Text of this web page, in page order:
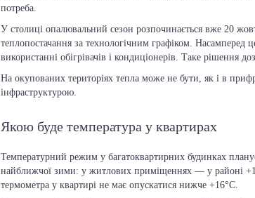
потреба.
У столиці опалювальний сезон розпочинається вже 20
теплопостачання за технологічним графіком.
використанні обігрівачів і кондиціонерів. Таке рішення
На окупованих територіях тепла може не бути, як і в
інфраструктурою.
Якою буде температура у квартирах
Температурний режим у багатоквартирних будинках
найближчої зими: у житлових приміщеннях — у районі
термометра у квартирі не має опускатися нижче +16°C.